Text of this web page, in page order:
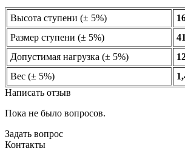
Высота ступени (± 5%)
Размер ступени (± 5%)
Допустимая нагрузка (± 5%)
Вес (± 5%)
Написать отзыв
Пока не было вопросов.
Задать вопрос
Контакты